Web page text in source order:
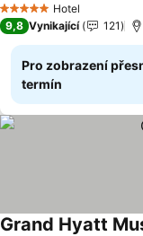
5 Počet hvězdiček
Hotel
9,8 Vynikající 121
Pro zobrazení
termín
Grand Hyatt